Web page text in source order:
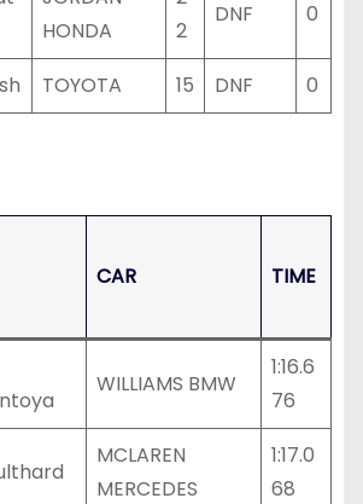
HONDA
2
DNF 0
TOYOTA 15 DNF 0
CAR TIME
WILLIAMS BMW
1:16.6
76
MCLAREN
MERCEDES
1:17.0
68